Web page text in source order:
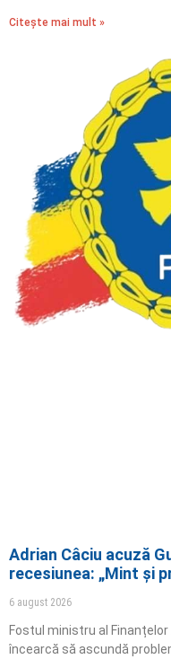
Citește mai mult »
Adrian Câciu acuză
recesiunea: „Mint și
6 august 2026
Fostul ministru al Finanțelor
încearcă să ascundă